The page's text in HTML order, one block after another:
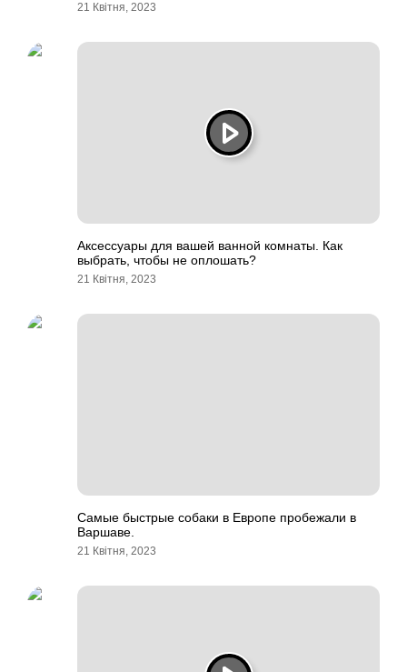
21 Квітня, 2023
Аксессуары для вашей ванной комнаты. Как
выбрать, чтобы не оплошать?
21 Квітня, 2023
Самые быстрые собаки в Европе пробежали в
Варшаве.
21 Квітня, 2023